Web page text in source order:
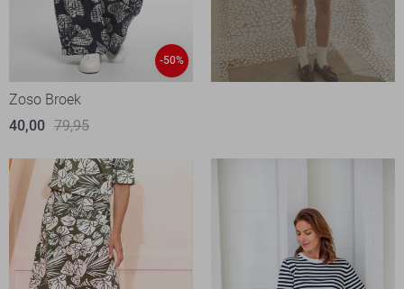
-50%
Zoso Broek
40,00 79,95